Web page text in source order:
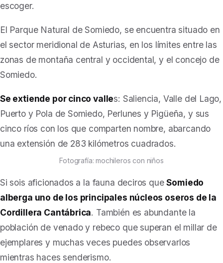
escoger.
El Parque Natural de Somiedo, se encuentra situado en
el sector meridional de Asturias, en los límites entre las
zonas de montaña central y occidental, y el concejo de
Somiedo.
Se extiende por cinco valles: Saliencia, Valle del Lago,
Puerto y Pola de Somiedo, Perlunes y Pigüeña, y sus
cinco ríos con los que comparten nombre, abarcando
una extensión de 283 kilómetros cuadrados.
Fotografía: mochileros con niños
Si sois aficionados a la fauna deciros queSomiedo
alberga uno de los principales núcleos oseros de la
Cordillera Cantábrica. También es abundante la
población de venado y rebeco que superan el millar de
ejemplares y muchas veces puedes observarlos
mientras haces senderismo.